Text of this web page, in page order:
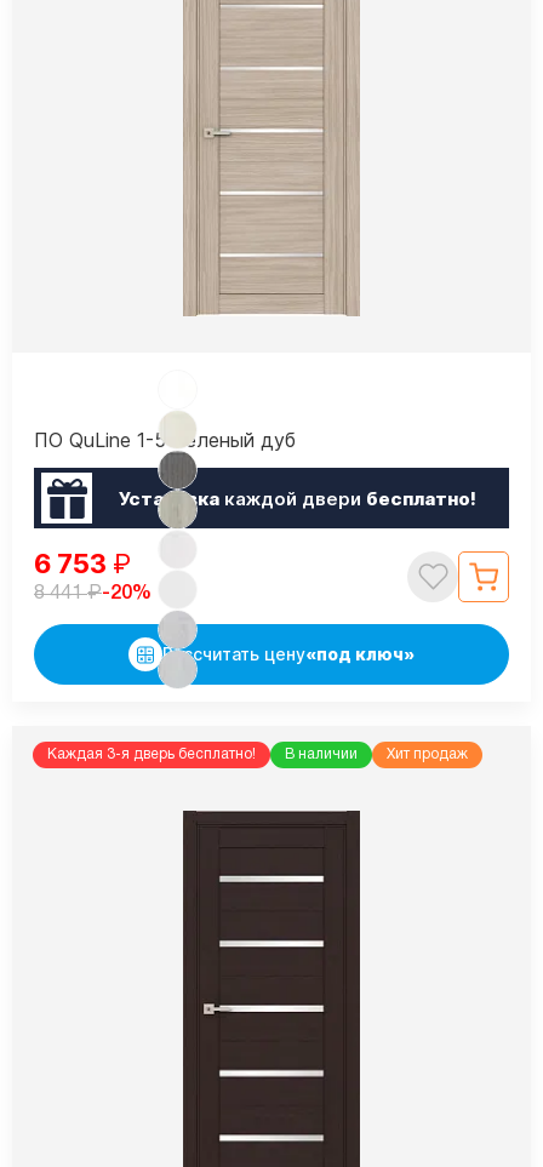
ПО QuLine 1-5 Беленый дуб
Установкакаждой двери бесплатно!
6 753 ₽
8 441₽-20%
Рассчитать цену«под ключ»
Каждая 3-я дверь бесплатно! В наличии Хит продаж